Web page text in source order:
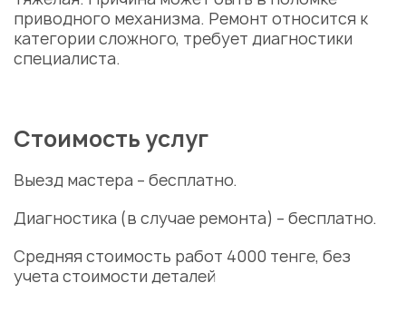
приводного механизма. Ремонт относится к
категории сложного, требует диагностики
специалиста.
Стоимость услуг
Выезд мастера – бесплатно.
Диагностика (в случае ремонта) – бесплатно.
Средняя стоимость работ 4000 тенге, без
учета стоимости деталей
Укажите из какого вы
Астана